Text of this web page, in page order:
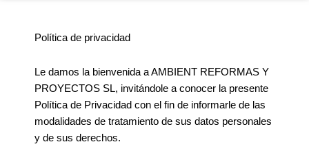
Política de privacidad
Le damos la bienvenida a AMBIENT REFORMAS Y
PROYECTOS SL, invitándole a conocer la presente
Política de Privacidad con el fin de informarle de las
modalidades de tratamiento de sus datos personales
y de sus derechos.